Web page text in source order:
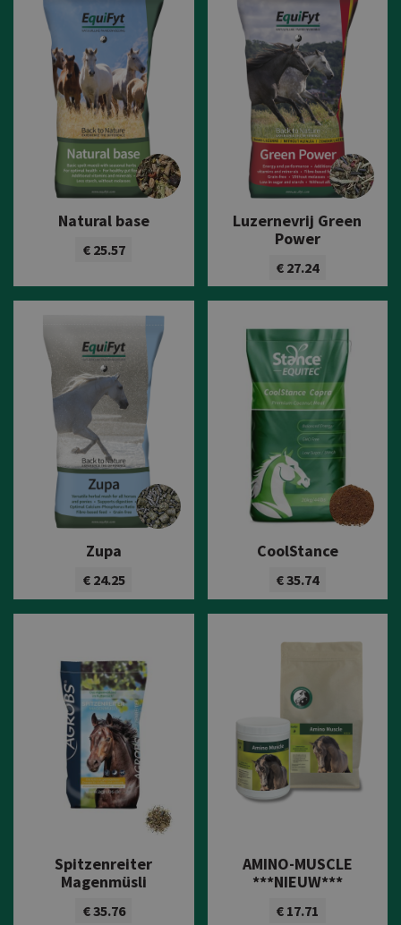
Natural base
€ 25.57
Luzernevrij Green
Power
€ 27.24
Bekijk product
Zupa
€ 24.25
Bekijk product
CoolStance
€ 35.74
Bekijk product
Spitzenreiter
Magenmüsli
€ 35.76
AMINO-MUSCLE
***NIEUW***
€ 17.71